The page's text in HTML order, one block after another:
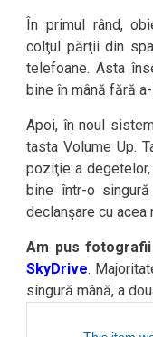
În primul rând,
colţul părţii din
telefoane. Asta
bine în mână fără
Apoi, în noul
tasta Volume Up.
poziţie a
bine într-o
declanşare cu acea
Am pus
SkyDrive.
singură mână, a